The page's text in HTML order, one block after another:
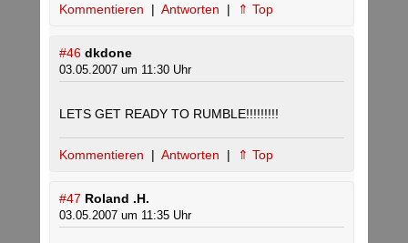
Kommentieren | Antworten | ⇑ Top
#46 dkdone
03.05.2007 um 11:30 Uhr
LETS GET READY TO RUMBLE!!!!!!!!!
Kommentieren | Antworten | ⇑ Top
#47 Roland .H.
03.05.2007 um 11:35 Uhr